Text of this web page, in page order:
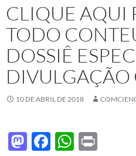
CLIQUE AQUI
TODO
DOSSIÊ
10 DE ABRIL DE 2018
M F
W